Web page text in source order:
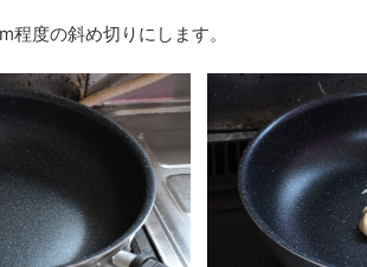
程度の斜め切りにします。